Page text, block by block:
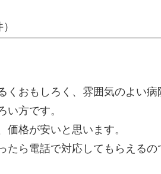
くおもしろく、雰囲気のよい病
い方です。
価格が安いと思います。
たら電話で対応してもらえる